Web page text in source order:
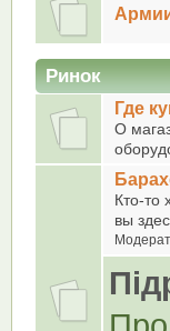
Ринок
Где
О
Кто-то
вы